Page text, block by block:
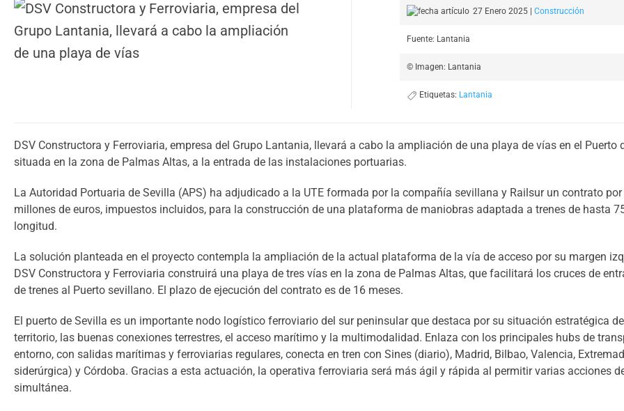
27 Enero 2025 Construcción
Fuente: Lantania
© Imagen: Lantania
Etiquetas: Lantania
DSV Constructora y Ferroviaria, empresa del Grupo Lantania, llevará a cabo la ampliación de una playa de vías en el Puerto
situada en la zona de Palmas Altas, a la entrada de las instalaciones portuarias.
La Autoridad Portuaria de Sevilla (APS) ha adjudicado a la UTE formada por la compañía sevillana y Railsur un contrato por
millones de euros, impuestos incluidos, para la construcción de una plataforma de maniobras adaptada a trenes de hasta
longitud.
La solución planteada en el proyecto contempla la ampliación de la actual plataforma de la vía de acceso por su margen
DSV Constructora y Ferroviaria construirá una playa de tres vías en la zona de Palmas Altas, que facilitará los cruces de
de trenes al Puerto sevillano. El plazo de ejecución del contrato es de 16 meses.
El puerto de Sevilla es un importante nodo logístico ferroviario del sur peninsular que destaca por su situación estratégica
territorio, las buenas conexiones terrestres, el acceso marítimo y la multimodalidad. Enlaza con los principales hubs de
entorno, con salidas marítimas y ferroviarias regulares, conecta en tren con Sines (diario), Madrid, Bilbao, Valencia,
siderúrgica) y Córdoba. Gracias a esta actuación, la operativa ferroviaria será más ágil y rápida al permitir varias acciones
simultánea.